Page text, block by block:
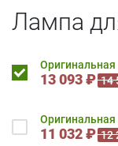
Лампа
13 093 ₽ 14
11 032 ₽ 12